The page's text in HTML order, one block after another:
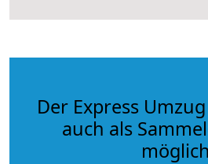
Der Express
auch als
möglich